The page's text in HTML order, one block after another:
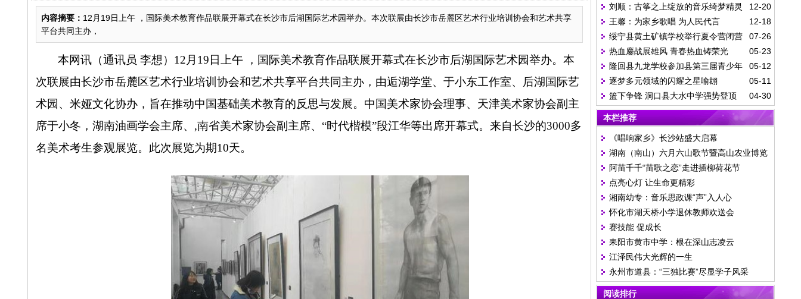
内容摘要： 12月19日上午 ，国际美术教育作品联展开幕式在长沙市后湖国际艺术园举办。本次联展由长沙市岳麓区艺术行业培训协会和艺术共享
平台共同主办，
本网讯（通讯员 李想） 12 月 19 日上午 ，国际美术教育作品联展开幕式在长沙市后湖国际艺术园举办。本
次联展由长沙市岳麓区艺术行业培训协会和艺术共享平台共同主办，由逅湖学堂、于小东工作室、后湖国际艺
术园、米娅文化协办，旨在推动中国基础美术教育的反思与发展。中国美术家协会理事、天津美术家协会副主
席于小冬，湖南油画学会主席、,南省美术家协会副主席、“时代楷模”段江华等出席开幕式。来自长沙的3000多
名美术考生参观展览。此次展览为期10天。
12-20
刘顺：古筝之上绽放的音乐绮梦精灵
12-18
王馨：为家乡歌唱 为人民代言
07-26
绥宁县黄土矿镇学校举行夏令营闭营
文艺演出
05-23
热血鏖战展雄风 青春热血铸荣光
05-12
隆回县九龙学校参加县第三届青少年
科技体育节
05-11
逐梦多元领域的闪耀之星喻翃
04-30
篮下争锋 洞口县大水中学强势登顶
本栏推荐
《唱响家乡》长沙站盛大启幕
湖南（南山）六月六山歌节暨高山农业博览
会开幕
阿苗千千“苗歌之恋”走进插柳荷花节
点亮心灯 让生命更精彩
湘南幼专：音乐思政课“声”入人心
怀化市湖天桥小学退休教师欢送会
赛技能 促成长
耒阳市黄市中学：根在深山志凌云
江泽民伟大光辉的一生
永州市道县：“三独比赛”尽显学子风采
阅读排行